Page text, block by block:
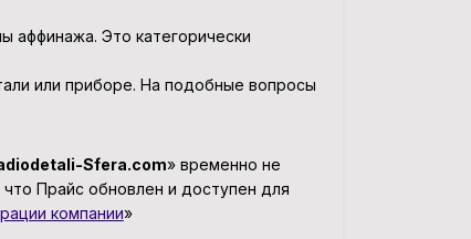
аффинажа. Это категорически
или приборе. На подобные вопросы
Sfera.com» временно не
Прайс обновлен и доступен для
компании»